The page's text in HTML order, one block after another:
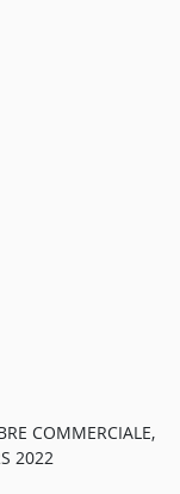
COMMERCIALE,
2022